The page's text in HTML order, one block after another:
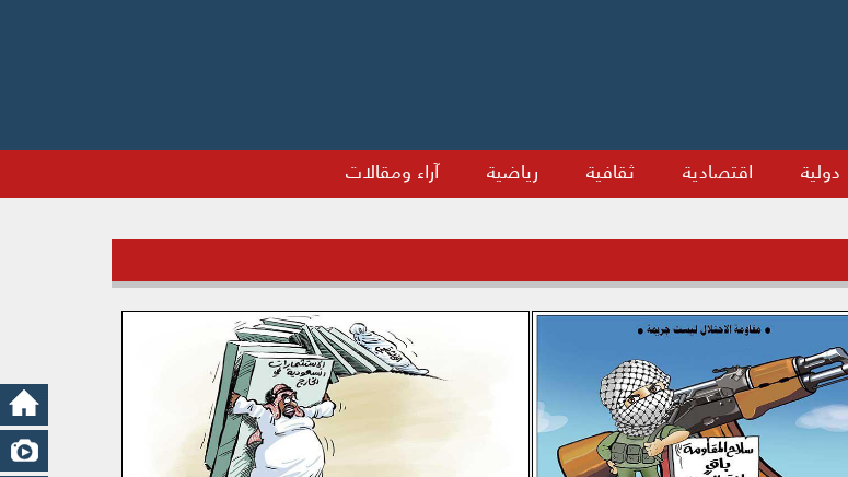
دولية اقتصادية ثقافية رياضية آراء ومقالات
شركاء النجاح مقاومة الاحتلال ليست جريمة